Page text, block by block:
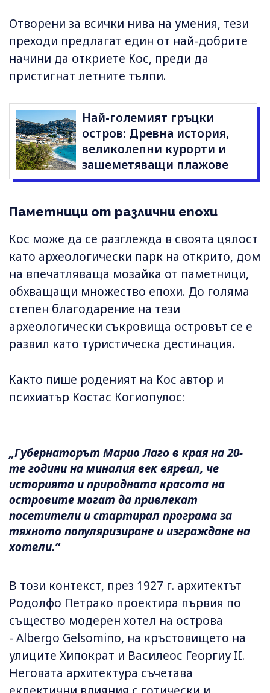
Отворени за всички нива на умения, тези
преходи предлагат един от най-добрите
начини да откриете Кос, преди да
пристигнат летните тълпи.
Най-големият гръцки
остров: Древна история,
великолепни курорти и
зашеметяващи плажове
Паметници от различни епохи
Кос може да се разглежда в своята цялост
като археологически парк на открито, дом
на впечатляваща мозайка от паметници,
обхващащи множество епохи. До голяма
степен благодарение на тези
археологически съкровища островът се е
развил като туристическа дестинация.
Както пише роденият на Кос автор и
психиатър Костас Когиопулос:
„Губернаторът Марио Лаго в края на 20-
те години на миналия век вярвал, че
историята и природната красота на
островите могат да привлекат
посетители и стартирал програма за
тяхното популяризиране и изграждане на
хотели.“
В този контекст, през 1927 г. архитектът
Родолфо Петрако проектира първия по
същество модерен хотел на острова
- Albergo Gelsomino, на кръстовището на
улиците Хипократ и Василеос Георгиу II.
Неговата архитектура съчетава